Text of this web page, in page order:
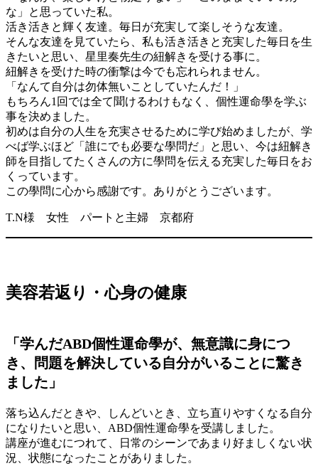
な」と思っていた私。
活き活きと輝く友達。毎日が充実して楽しそうな友達。
そんな友達を見ていたら、私も活き活きと充実した毎日を生
きたいと思い、星里奏先生の紐解きを受ける事に。
紐解きを受けた時の衝撃は今でも忘れられません。
「なんて自分は勿体無いことしていたんだ！」
もちろん1回では全て聞けるわけもなく、個性運命學を学ぶ
事を決めました。
初めは自分の人生を充実させるために学び始めましたが、学
べば学ぶほど「誰にでも必要な學問だ」と思い、今は紐解き
師を目指してたくさんの方に學問を伝える充実した毎日をお
くっています。
この學問に心から感謝です。ありがとうございます。
T.N様 女性 パートと主婦 京都府
美容若返り・心身の健康
「学んだABD個性運命學が、無意識に身につ
き、問題を解決している自分がいることに驚き
ました」
落ち込んだときや、しんどいとき、立ち直りやすくなる自分
になりたいと思い、ABD個性運命學を受講しました。
講座が進むにつれて、日常のシーンであまり好ましくない状
況、状態になったことがありました。